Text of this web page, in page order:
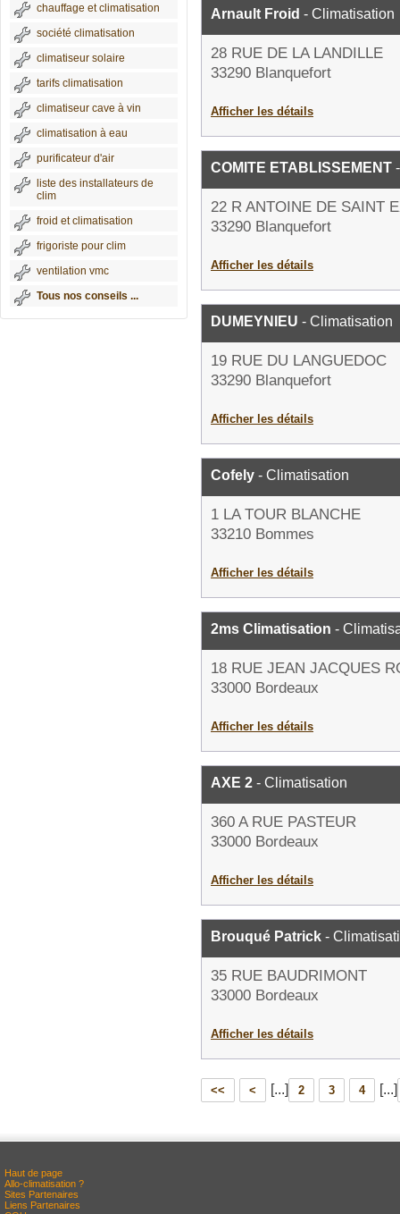
chauffage et climatisation
société climatisation
climatiseur solaire
tarifs climatisation
climatiseur cave à vin
climatisation à eau
purificateur d'air
liste des installateurs de
clim
froid et climatisation
frigoriste pour clim
ventilation vmc
Tous nos conseils ...
Arnault Froid - Climatisation
28 RUE DE LA LANDILLE
33290 Blanquefort
Afficher les détails
COMITE ETABLISSEMENT
22 R ANTOINE DE SAINT
33290 Blanquefort
Afficher les détails
DUMEYNIEU - Climatisation
19 RUE DU LANGUEDOC
33290 Blanquefort
Afficher les détails
Cofely - Climatisation
1 LA TOUR BLANCHE
33210 Bommes
Afficher les détails
2ms Climatisation -
18 RUE JEAN JACQUES
33000 Bordeaux
Afficher les détails
AXE 2 - Climatisation
360 A RUE PASTEUR
33000 Bordeaux
Afficher les détails
Brouqué Patrick -
35 RUE BAUDRIMONT
33000 Bordeaux
Afficher les détails
<< < [...] 2 3 4 [...]
Haut de page
Allo-climatisation ?
Sites Partenaires
Liens Partenaires